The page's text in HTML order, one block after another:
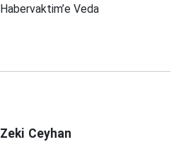
Habervaktim’e Veda
Zeki Ceyhan